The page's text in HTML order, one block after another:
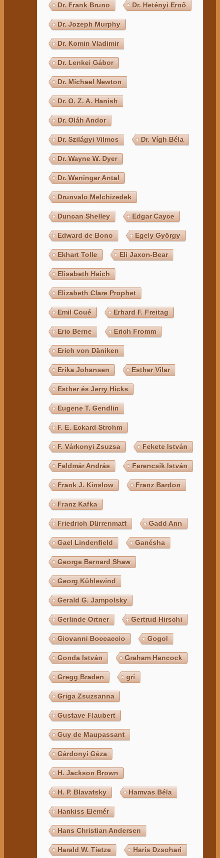
Dr. Frank Bruno Dr. Hetényi Ernő
Dr. Jozeph Murphy
Dr. Komin Vladimir
Dr. Lenkei Gábor
Dr. Michael Newton
Dr. O. Z. A. Hanish
Dr. Oláh Andor
Dr. Szilágyi Vilmos Dr. Vígh Béla
Dr. Wayne W. Dyer
Dr. Weninger Antal
Drunvalo Melchizedek
Duncan Shelley Edgar Cayce
Edward de Bono Egely György
Ekhart Tolle Eli Jaxon-Bear
Elisabeth Haich
Elizabeth Clare Prophet
Emil Coué Erhard F. Freitag
Eric Berne Erich Fromm
Erich von Däniken
Erika Johansen Esther Vilar
Esther és Jerry Hicks
Eugene T. Gendlin
F. E. Eckard Strohm
F. Várkonyi Zsuzsa Fekete István
Feldmár András Ferencsik István
Frank J. Kinslow Franz Bardon
Franz Kafka
Friedrich Dürrenmatt Gadd Ann
Gael Lindenfield Ganésha
George Bernard Shaw
Georg Kühlewind
Gerald G. Jampolsky
Gerlinde Ortner Gertrud Hirschi
Giovanni Boccaccio Gogol
Gonda István Graham Hancock
Gregg Braden gri
Griga Zsuzsanna
Gustave Flaubert
Guy de Maupassant
Gárdonyi Géza
H. Jackson Brown
H. P. Blavatsky Hamvas Béla
Hankiss Elemér
Hans Christian Andersen
Harald W. Tietze Haris Dzsohari